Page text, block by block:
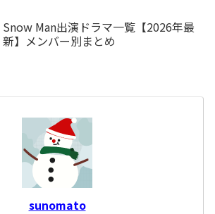
Snow Man出演ドラマ一覧【2026年最
新】メンバー別まとめ
sunomato